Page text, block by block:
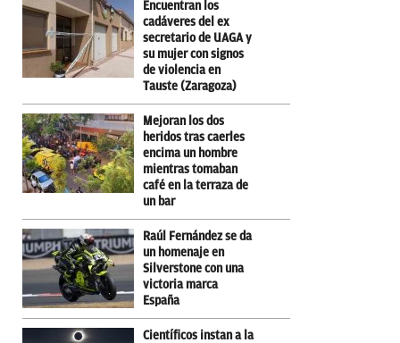
Encuentran los
cadáveres del ex
secretario de UAGA y
su mujer con signos
de violencia en
Tauste (Zaragoza)
Mejoran los dos
heridos tras caerles
encima un hombre
mientras tomaban
café en la terraza de
un bar
Raúl Fernández se da
un homenaje en
Silverstone con una
victoria marca
España
Científicos instan a la